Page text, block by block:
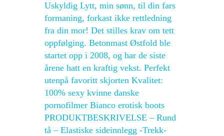
Uskyldig Lytt, min sønn, til din fars
formaning, forkast ikke rettledning
fra din mor! Det stilles krav om tett
oppfølging. Betonmast Østfold ble
startet opp i 2008, og har de siste
årene hatt en kraftig vekst. Perfekt
utenpå favoritt skjorten Kvalitet:
100% sexy kvinne danske
pornofilmer Bianco erotisk boots
PRODUKTBESKRIVELSE – Rund
tå – Elastiske sideinnlegg -Trekk-